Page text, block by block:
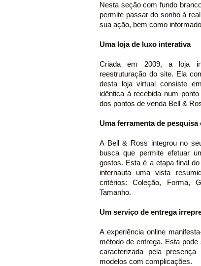
Nesta seção com fundo
permite passar do sonho à
sua ação, bem como
Uma loja de luxo interativa
Criada em 2009, a loja
reestruturação do site. Ela
desta loja virtual consiste
idêntica à recebida num
dos pontos de venda Bell &
Uma ferramenta de pesquisa
A Bell & Ross integrou no
busca que permite efetuar
gostos. Esta é a etapa final
internauta uma vista
critérios: Coleção, Forma,
Tamanho.
Um serviço de entrega
A experiência online
método de entrega. Esta
caracterizada pela
modelos com complicações.